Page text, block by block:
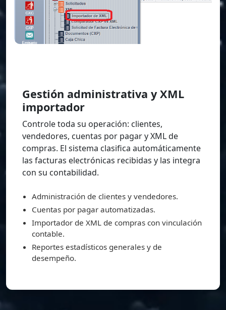
Gestión administrativa y XML
importador
Controle toda su operación: clientes,
vendedores, cuentas por pagar y XML de
compras. El sistema clasifica automáticamente
las facturas electrónicas recibidas y las integra
con su contabilidad.
Administración de clientes y vendedores.
Cuentas por pagar automatizadas.
Importador de XML de compras con vinculación
contable.
Reportes estadísticos generales y de
desempeño.